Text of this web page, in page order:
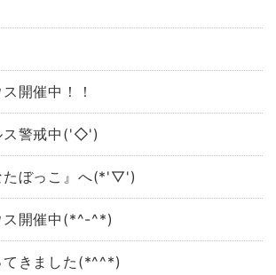
開催中！！
ス警戒中('◇')ゞ
たぼっこ』へ(*'▽')
ス開催中(*^-^*)
てきました(*^^*)